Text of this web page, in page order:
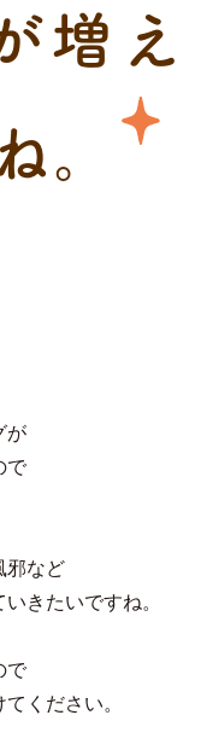
増え
。
が
で
邪など
きたいですね。
で
ください。